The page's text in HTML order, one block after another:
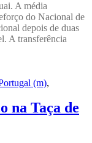
A média
do Nacional de
depois de duas
A transferência
(m),
na Taça de